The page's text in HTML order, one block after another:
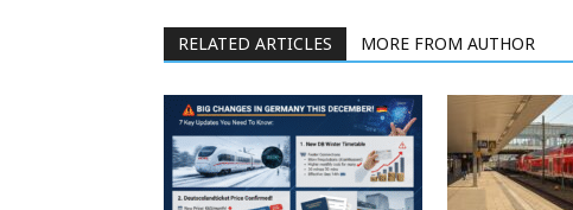
RELATED ARTICLES MORE FROM AUTHOR